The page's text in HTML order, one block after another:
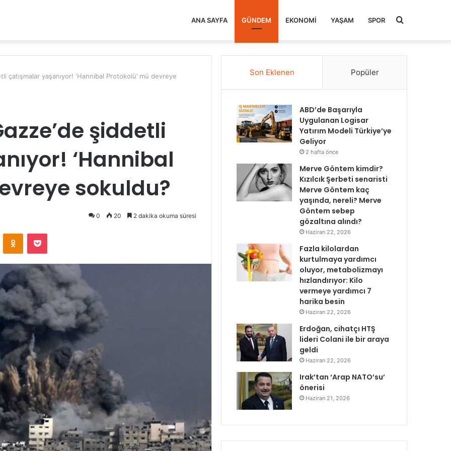
ANA SAYFA GÜNDEM EKONOMI YAŞAM SPOR Arama
çatışmalar yaşanıyor! ‘Hannibal Protokolü’ mü devreye
şiddetli
‘Hannibal
sokuldu?
0 20 2 dakika okuma süresi
Odnoklassniki
Pocket
Son Eklenen Popüler
ABD’de Başarıyla
Uygulanan Logisar
Yatırım Modeli Türkiye’ye
Geliyor
2 hafta önce
Merve Göntem kimdir?
Kızılcık Şerbeti senaristi
Merve Göntem kaç
yaşında, nereli? Merve
Göntem sebep
gözaltına alındı?
Haziran 22, 2026
Fazla kilolardan
kurtulmaya yardımcı
oluyor, metabolizmayı
hızlandırıyor: Kilo
vermeye yardımcı 7
harika besin
Haziran 22, 2026
Erdoğan, cihatçı HTŞ
lideri Colani ile bir araya
geldi
Haziran 22, 2026
Irak’tan ‘Arap NATO’su’
önerisi
Haziran 21, 2026